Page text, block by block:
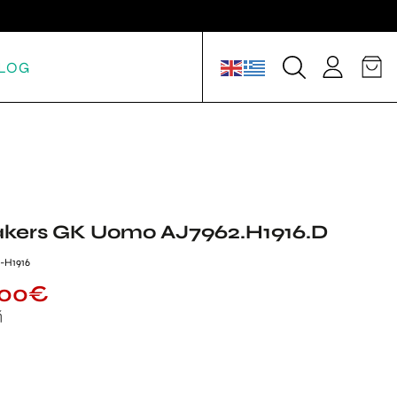
GK Uomo AJ7962.H1916.D
€